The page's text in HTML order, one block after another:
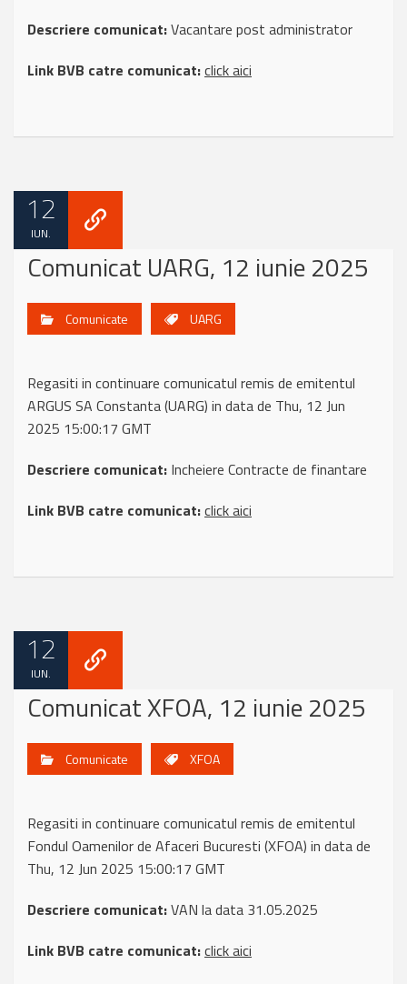
Descriere comunicat:Vacantare post administrator
Link BVB catre comunicat:click aici
12
IUN.
Comunicat UARG, 12 iunie 2025
Comunicate UARG
Regasiti in continuare comunicatul remis de emitentul
ARGUS SA Constanta (UARG) in data de Thu, 12 Jun
2025 15:00:17 GMT
Descriere comunicat: Incheiere Contracte de finantare
Link BVB catre comunicat:click aici
12
IUN.
Comunicat XFOA, 12 iunie 2025
Comunicate XFOA
Regasiti in continuare comunicatul remis de emitentul
Fondul Oamenilor de Afaceri Bucuresti (XFOA) in data de
Thu, 12 Jun 2025 15:00:17 GMT
Descriere comunicat:VAN la data 31.05.2025
Link BVB catre comunicat:click aici